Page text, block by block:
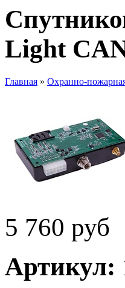
Light
Главная » Охранно-
5 760 руб
Артикул: